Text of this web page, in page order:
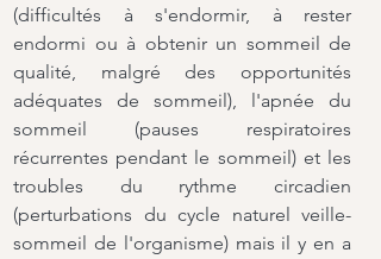
(difficultés à s'endormir, à rester
endormi ou à obtenir un sommeil de
qualité, malgré des opportunités
adéquates de sommeil), l'apnée du
sommeil (pauses respiratoires
récurrentes pendant le sommeil) et les
troubles du rythme circadien
(perturbations du cycle naturel veille-
sommeil de l'organisme) mais il y en a